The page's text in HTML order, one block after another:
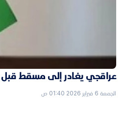
عراقجي يغادر إلى مسقط قبل
الجمعة 6 فبراير 2026 01:40 ص